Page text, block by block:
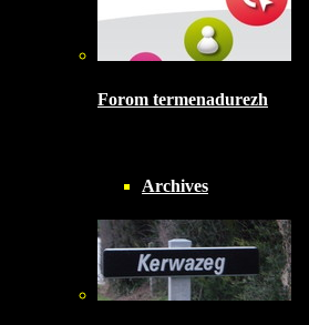
Forom termenadurezh
Archives